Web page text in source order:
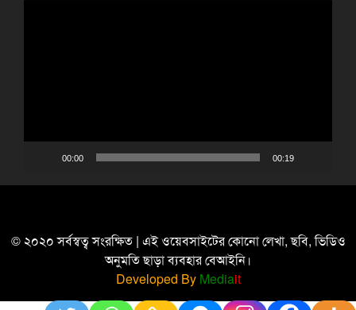
00:00 00:19
© ২০২০ সর্বস্বত্ব সংরক্ষিত | এই ওয়েবসাইটের কোনো লেখা, ছবি, ভিডিও
অনুমতি ছাড়া ব্যবহার বেআইনি।
Developed By Mediait